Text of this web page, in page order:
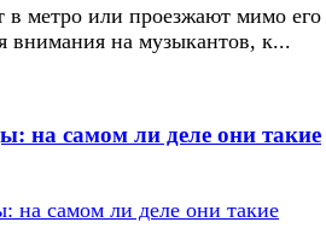
в метро или проезжают мимо его
внимания на музыкантов, к...
на самом ли деле они такие